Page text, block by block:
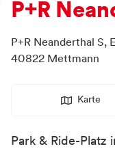
P+R
P+R Neanderthal S,
40822 Mettmann
Karte
Park & Ride-Platz